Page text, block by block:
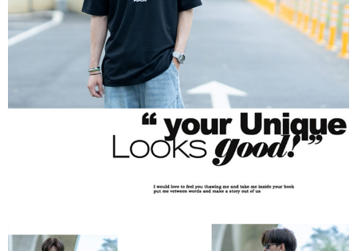
恩沛科技股份有限公司將有權停止該用戶之使用額度並採取法律行動。